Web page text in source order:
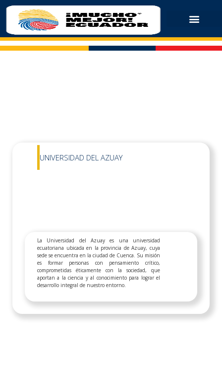
UNIVERSIDAD DEL AZUAY
La Universidad del Azuay es una universidad
ecuatoriana ubicada en la provincia de Azuay, cuya
sede se encuentra en la ciudad de Cuenca. Su misión
es formar personas con pensamiento crítico,
comprometidas éticamente con la sociedad, que
aportan a la ciencia y al conocimiento para lograr el
desarrollo integral de nuestro entorno.